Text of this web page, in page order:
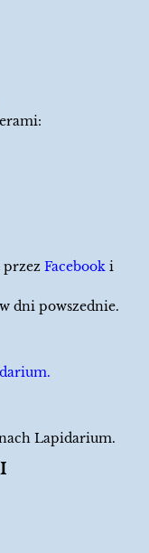
przez Facebook i
dni powszednie.
Lapidarium.